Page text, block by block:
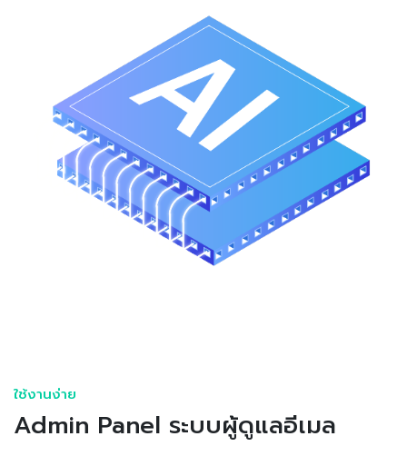
ใช้งานง่าย
Admin Panel ระบบผู้ดูแลอีเมล